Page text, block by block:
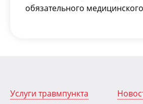
обязательного
Услуги травмпункта